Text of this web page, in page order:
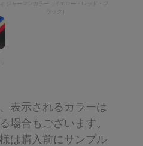
ジャーマンカラー（イエロー・レッド・ブ
ラック）
表示されるカラーは
場合もございます。
は購入前にサンプル